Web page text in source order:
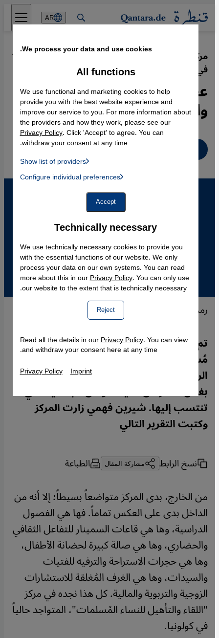
Direkt zum Inhalt springen
AR
مركز "اللقاء والتأهيل للنساء المُسلمات"
في كولونيا:
·
11.07.2006
عقد كامل من التعايش
والتقارب
رمز مركز اللقاء والتأهيل النسائي في كولونيا
تم تدشين المركز في عام 1996 من قبل نساء
مُسلمات يعشن بألمانيا. ويتمثل الهدف
الرئيسي في دعم المرأة والفتاة المُهاجرة،
بغض النظر عن الديانة أو عن الجنسية التي
تنتسب إليها. شيرين فهمي زارت المركز
وكتبت التقرير التالي
نسخ الرابط مشاركة المقال الطباعة
من الخارج، بدى المركز متواضعاً بسيطاً؛ إلا أنه من
الداخل بدى على العكس تماماً. فها هي الفصول
الدراسية، وها هي قاعات السمينار للتفاعل الثقافي
والحضاري، وها هي صالة كبيرة لحضانة الأطفال،
وها هي حجرات الاستراحة والترفيه للفتيات
والسيدات، وها هي الغرف المُغلقة للاستشارات
الزوجية والتربوية والمالية. كل هذا نجده في مركز
"اللقاء والتأهيل للنساء المُسلمات"، المتواجد حالياً
في كولونيا.
We process your data and use cookies.
Technically necessary
We use technically necessary cookies to provide you
with the essential functions of our website. We only
process your data on our own systems. You can read
more about this in ourPrivacy Policy. You can only use
our website to the extent that is technically necessary.
Reject
All functions
We use functional and marketing cookies to help
provide you with the best website experience and
improve our service to you. For more information about
the providers and how they work, please see our
Privacy Policy. Click 'Accept' to agree. You can
withdraw your consent at any time.
Show list of providers
Instagram Embed, Twitter Embed, Youtube Embed
Facebook Embed / Facebook Connect
Google Maps Embed
Configure individual preferences
Accept
Read all the details in ourPrivacy Policy. You can view
and withdraw your consent here at any time.
Privacy Policy Imprint